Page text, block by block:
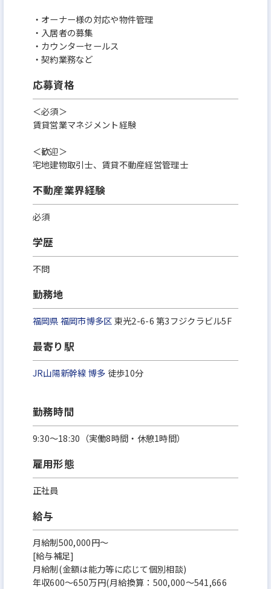
・オーナー様の対応や物件管理
・入居者の募集
・カウンターセールス
・契約業務など
応募資格
＜必須＞
賃貸営業マネジメント経験
＜歓迎＞
宅地建物取引士、賃貸不動産経営管理士
不動産業界経験
必須
学歴
不問
勤務地
福岡県福岡市博多区東光2-6-6 第3フジクラビル5F
最寄り駅
JR山陽新幹線博多 徒歩10分
勤務時間
9:30～18:30（実働8時間・休憩1時間）
雇用形態
正社員
給与
月給制500,000円～
[給与補足]
月給制(金額は能力等に応じて個別相談)
年収600～650万円(月給換算：500,000～541,666